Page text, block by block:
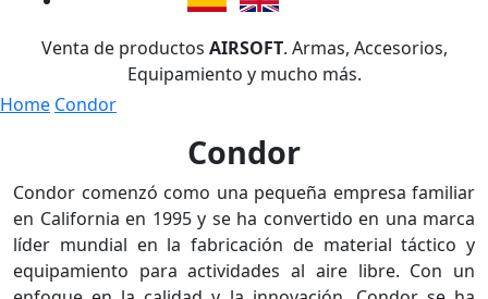
Venta de productos AIRSOFT. Armas, Accesorios,
Equipamiento y mucho más.
Home Condor
Condor
Condor comenzó como una pequeña empresa familiar
en California en 1995 y se ha convertido en una marca
líder mundial en la fabricación de material táctico y
equipamiento para actividades al aire libre. Con un